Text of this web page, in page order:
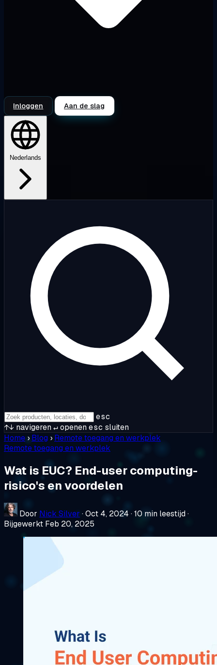
Inloggen Aan de slag
Nederlands
esc
↑↓ navigeren↵openenesc sluiten
Home › Blog › Remote toegang en werkplek
Remote toegang en werkplek
Wat is EUC? End-user computing-
risico's en voordelen
Door Nick Silver ·Oct 4, 2024 ·10 min leestijd·
Bijgewerkt Feb 20, 2025